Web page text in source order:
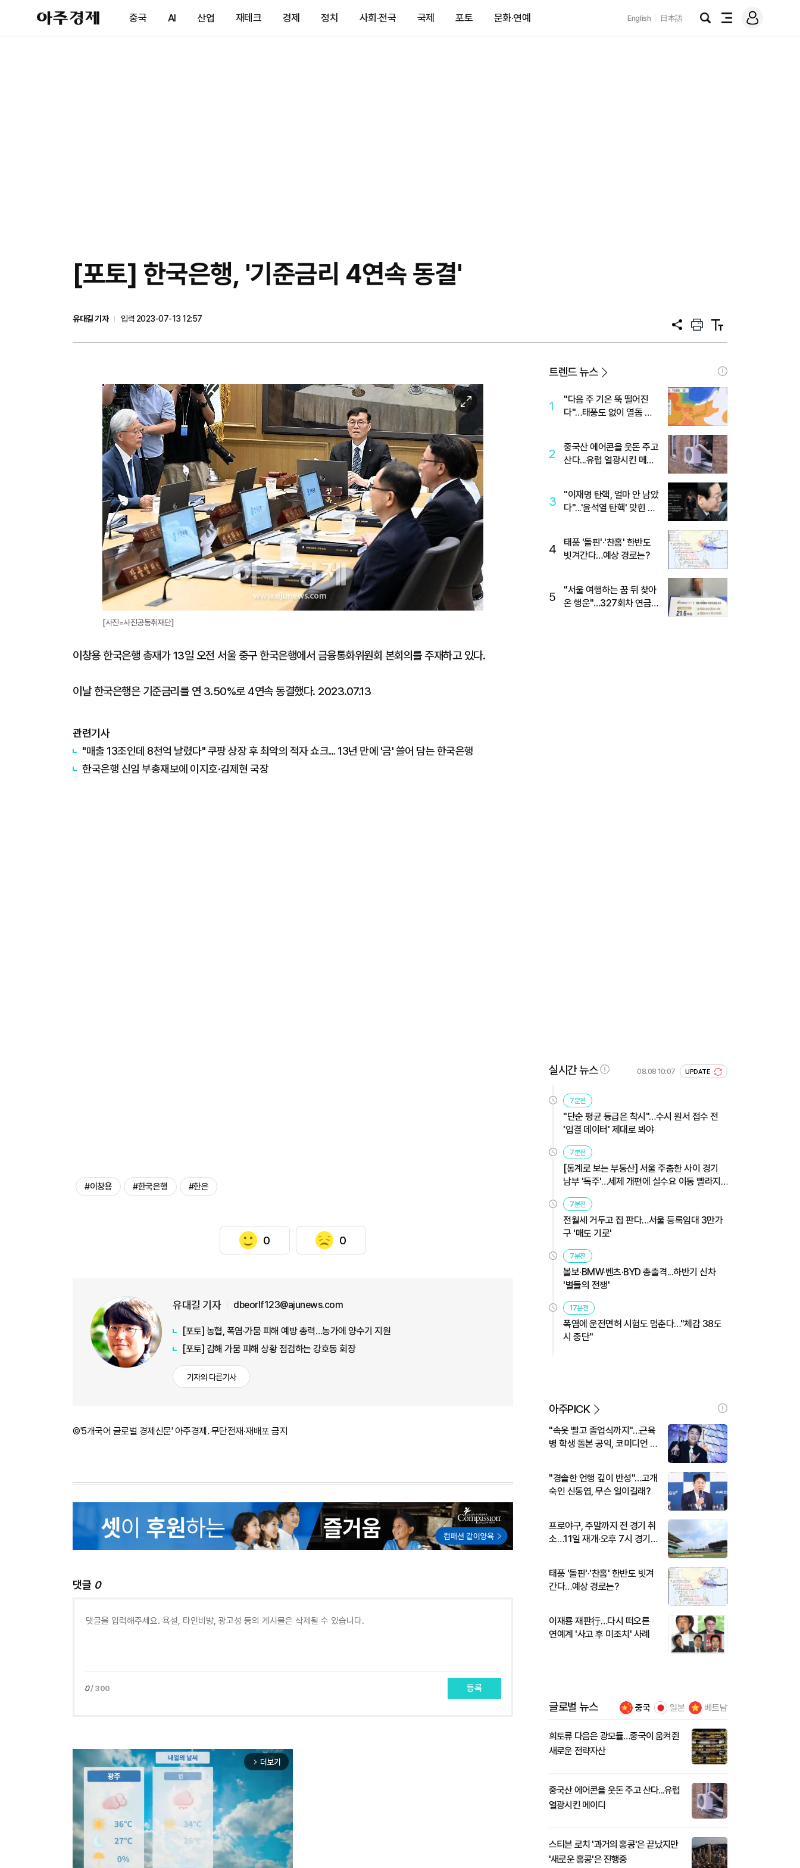
아
주
제
중국 AI 산업 재테크 경제 정치 사회·전국 국제 포토 문화·연예 English 日本語
검
전
메
그
[포토] 한국은행, '기준금리 4연속 동결'
유대길 기자
입력 2023-07-13 12:57
공
프
트
텍
트
이
미
지
확
[사진=사진공동취재단]
이창용 한국은행 총재가 13일 오전 서울 중구 한국은행에서 금융통화위원회 본회의를 주재하고 있다.
이날 한국은행은 기준금리를 연 3.50%로 4연속 동결했다. 2023.07.13
관련기사
"매출 13조인데 8천억 날렸다" 쿠팡 상장 후 최악의 적자 쇼크… 13년 만에 '금' 쓸어 담는 한국은행
한국은행 신임 부총재보에 이지호·김제현 국장
#이창용 #한국은행 #한은
0 0
유대길 기자 dbeorlf123@ajunews.com
[포토] 농협, 폭염·가뭄 피해 예방 총력…농가에 양수기 지원
[포토] 김해 가뭄 피해 상황 점검하는 강호동 회장
기자의 다른기사
©'5개국어 글로벌 경제신문' 아주경제. 무단전재·재배포 금지
댓글 0
0/ 300 등록
arrow_forward_ios 더보기
트렌드 뉴스
1
"다음 주 기온 뚝 떨어진
다"…태풍도 없이 열돔 박
2
중국산 에어콘을 웃돈 주고
산다...유럽 열광시킨 메이
3
"이재명 탄핵, 얼마 안 남았
다"...'윤석열 탄핵' 맞힌 무
4
태풍 '돌핀'·'찬홈' 한반도
빗겨간다…예상 경로는?
5
"서울 여행하는 꿈 뒤 찾아
온 행운"…327회차 연금
실시간 뉴스 08.08 10:07 UPDATE
7분전
"단순 평균 등급은 착시"…수시 원서 접수 전
'입결 데이터' 제대로 봐야
7분전
[통계로 보는 부동산] 서울 주춤한 사이 경기
남부 '독주'…세제 개편에 실수요 이동 빨라지
나
7분전
전월세 거두고 집 판다…서울 등록임대 3만가
구 '매도 기로'
7분전
볼보·BMW·벤츠·BYD 총출격...하반기 신차
'별들의 전쟁'
17분전
폭염에 운전면허 시험도 멈춘다…"체감 38도
시 중단"
아주PICK
"속옷 빨고 졸업식까지"…근육
병 학생 돌본 공익, 코미디언 김
"경솔한 언행 깊이 반성"…고개
숙인 신동엽, 무슨 일이길래?
프로야구, 주말까지 전 경기 취
소…11일 재개·오후 7시 경기
태풍 '돌핀'·'찬홈' 한반도 빗겨
간다…예상 경로는?
이재룡 재판行…다시 떠오른
연예계 '사고 후 미조치' 사례
글로벌 뉴스 중국 일본 베트남
희토류 다음은 광모듈…중국이 움켜쥔
새로운 전략자산
중국산 에어콘을 웃돈 주고 산다...유럽
열광시킨 메이디
스티븐 로치 '과거의 홍콩'은 끝났지만
'새로운 홍콩'은 진행중